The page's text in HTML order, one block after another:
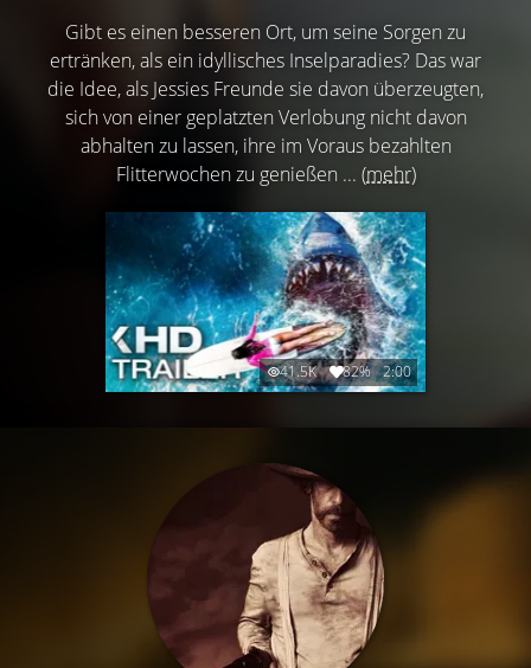
Gibt es einen besseren Ort, um seine Sorgen zu
ertränken, als ein idyllisches Inselparadies? Das war
die Idee, als Jessies Freunde sie davon überzeugten,
sich von einer geplatzten Verlobung nicht davon
abhalten zu lassen, ihre im Voraus bezahlten
Flitterwochen zu genießen ... (mehr)
41.5K 82% 2:00